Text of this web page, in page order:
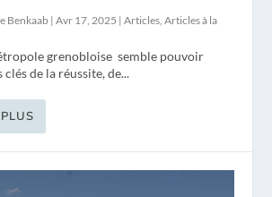
Benkaab |Avr 17, 2025 |Articles,Articles à la
grenobloise semble pouvoir
de la réussite, de...